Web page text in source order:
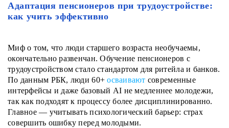
Адаптация пенсионеров при трудоустройстве:
как учить эффективно
Миф о том, что люди старшего возраста необучаемы,
окончательно развенчан. Обучение пенсионеров с
трудоустройством стало стандартом для ритейла и банков.
По данным РБК, люди 60+осваивают современные
интерфейсы и даже базовый AI не медленнее молодежи,
так как подходят к процессу более дисциплинированно.
Главное — учитывать психологический барьер: страх
совершить ошибку перед молодыми.